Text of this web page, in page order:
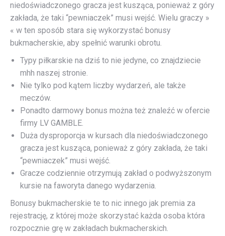
niedoświadczonego gracza jest kusząca, ponieważ z góry
zakłada, że taki “pewniaczek” musi wejść. Wielu graczy »
« w ten sposób stara się wykorzystać bonusy
bukmacherskie, aby spełnić warunki obrotu.
Typy piłkarskie na dziś to nie jedyne, co znajdziecie
mhh naszej stronie.
Nie tylko pod kątem liczby wydarzeń, ale także
meczów.
Ponadto darmowy bonus można też znaleźć w ofercie
firmy LV GAMBLE.
Duża dysproporcja w kursach dla niedoświadczonego
gracza jest kusząca, ponieważ z góry zakłada, że taki
“pewniaczek” musi wejść.
Gracze codziennie otrzymują zakład o podwyższonym
kursie na faworyta danego wydarzenia.
Bonusy bukmacherskie te to nic innego jak premia za
rejestrację, z której może skorzystać każda osoba która
rozpocznie grę w zakładach bukmacherskich.